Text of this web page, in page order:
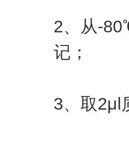
2、从-80
记；
3、取2μl